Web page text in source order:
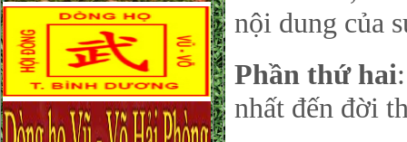
nội dung của
Phần thứ hai
nhất đến đời